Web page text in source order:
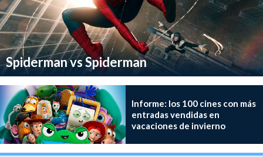
Spiderman vs Spiderman
Informe: los 100 cines con más
entradas vendidas en
vacaciones de invierno